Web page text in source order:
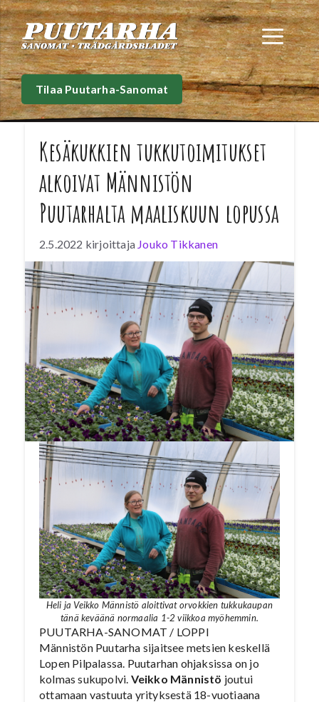
Siirry
sisältöön
Tilaa Puutarha-Sanomat
Kesäkukkien tukkutoimitukset
alkoivat Männistön
Puutarhalta maaliskuun lopussa
2.5.2022 kirjoittaja Jouko Tikkanen
Kylmä kevät on viivästyttänyt
orvokkikauden aloitusta ja Männistön
Puutarhan tukkumyynti käynnistyi vasta
maaliskuun lopussa. Puutarha on
monipuolistanut kesäkukkien valikoimaa.
Suunnitteilla on biolämpöön siirtyminen.
Katso 30.3.2022 tehty video jutun lopusta.
Lue koko artikkeli Puutarha-Sanominen
numerosta4/2022.
Heli ja Veikko Männistö aloittivat orvokkien tukkukaupan
tänä keväänä normaalia 1-2 viikkoa myöhemmin.
PUUTARHA-SANOMAT / LOPPI
Männistön Puutarha sijaitsee metsien keskellä
Lopen Pilpalassa. Puutarhan ohjaksissa on jo
kolmas sukupolvi. Veikko Männistö joutui
ottamaan vastuuta yrityksestä 18-vuotiaana